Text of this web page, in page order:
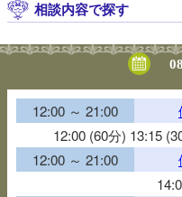
相談内容で探す
08-09(
12:00 ～ 21:00
12:00 (60分) 13:15
12:00 ～ 21:00